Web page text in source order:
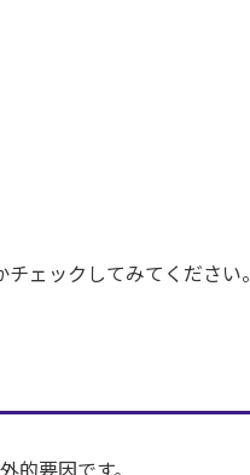
ェックしてみてください。
的要因です。